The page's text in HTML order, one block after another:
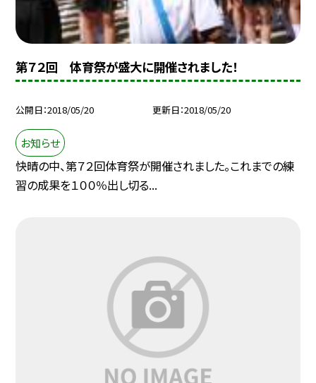
第７２回 体育祭が盛大に開催されました！
公開日 2018/05/20 更新日 2018/05/20
お知らせ
快晴の中、第７２回体育祭が開催されました。これまでの練
習の成果を１００％出し切る...